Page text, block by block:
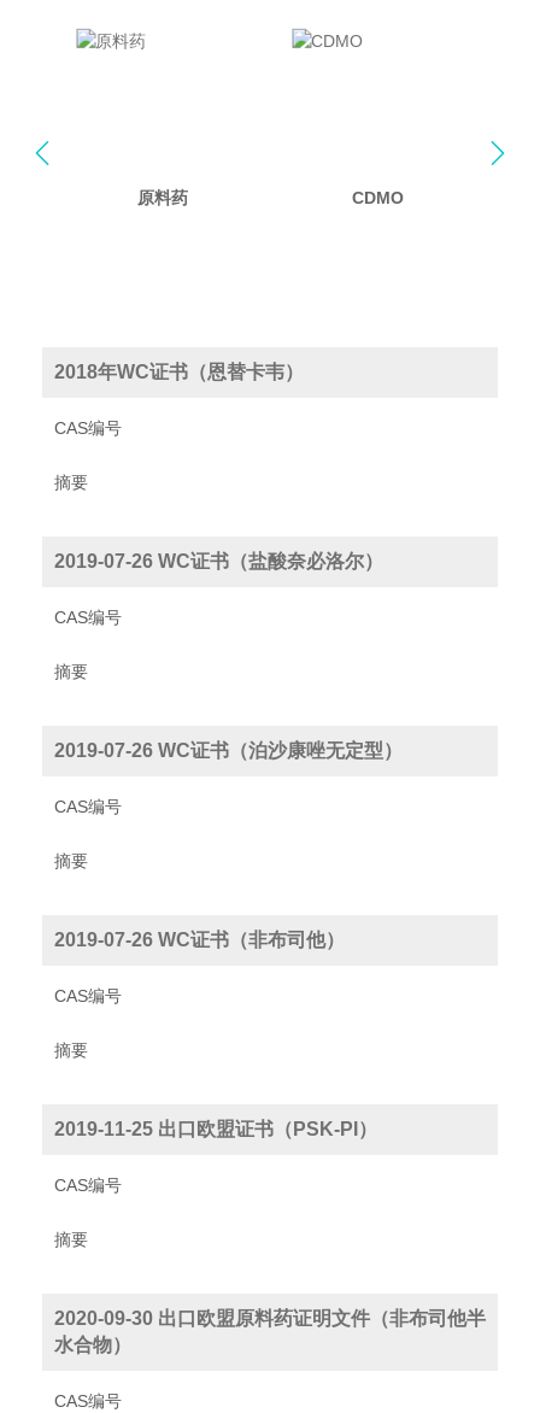
原料药 CDMO
 
2018年WC证书（恩替卡韦）
CAS编号
摘要
2019-07-26 WC证书（盐酸奈必洛尔）
CAS编号
摘要
2019-07-26 WC证书（泊沙康唑无定型）
CAS编号
摘要
2019-07-26 WC证书（非布司他）
CAS编号
摘要
2019-11-25 出口欧盟证书（PSK-PI）
CAS编号
摘要
2020-09-30 出口欧盟原料药证明文件（非布司他半
水合物）
CAS编号